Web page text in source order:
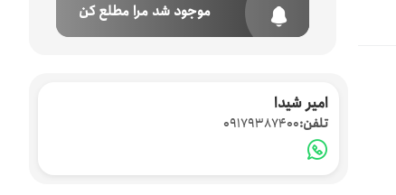
موجود شد مرا مطلع کن
امیر شیدا
تلفن:09179387400